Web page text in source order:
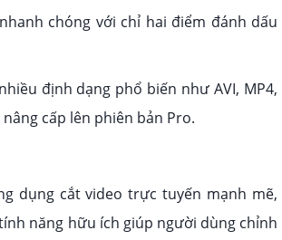
chóng với chỉ hai điểm đánh dấu
định dạng phổ biến như AVI, MP4,
nâng cấp lên phiên bản Pro.
dụng cắt video trực tuyến mạnh mẽ,
năng hữu ích giúp người dùng chỉnh